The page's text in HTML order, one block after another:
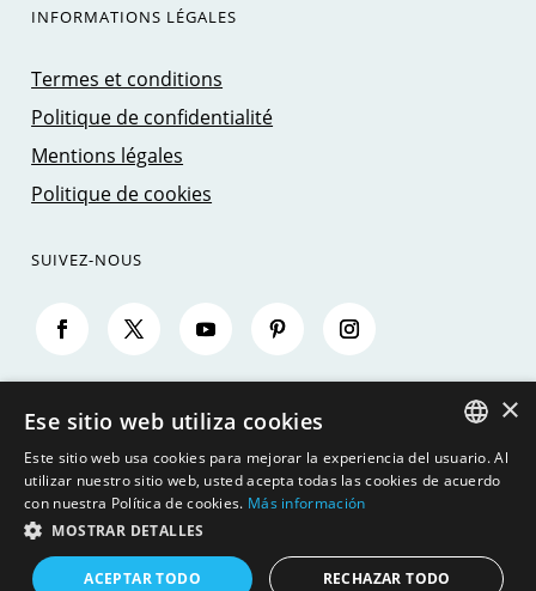
INFORMATIONS LÉGALES
Termes et conditions
Politique de confidentialité
Mentions légales
Politique de cookies
SUIVEZ-NOUS
©
- SAILING TRIPS MALLORCA - JBJ SEAMOUNT, S.L.
SPANISH
GERMAN
×
Ese sitio web utiliza cookies
Este sitio web usa cookies para mejorar la experiencia del usuario. Al
utilizar nuestro sitio web, usted acepta todas las cookies de acuerdo
con nuestra Política de cookies. Más información
MOSTRAR DETALLES
ACEPTAR TODO RECHAZAR TODO